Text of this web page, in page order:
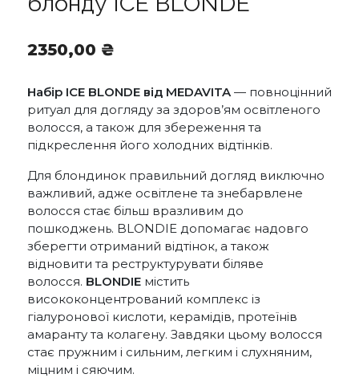
2350,00 ₴
Набір ICE BLONDE від MEDAVITA — повноцінний
ритуал для догляду за здоров’ям освітленого
волосся, а також для збереження та
підкреслення його холодних відтінків.
Для блондинок правильний догляд виключно
важливий, адже освітлене та знебарвлене
волосся стає більш вразливим до
пошкоджень. BLONDIE допомагає надовго
зберегти отриманий відтінок, а також
відновити та реструктурувати біляве
волосся. BLONDIE містить
висококонцентрований комплекс із
гіалуронової кислоти, керамідів, протеїнів
амаранту та колагену. Завдяки цьому волосся
стає пружним і сильним, легким і слухняним,
міцним і сяючим.